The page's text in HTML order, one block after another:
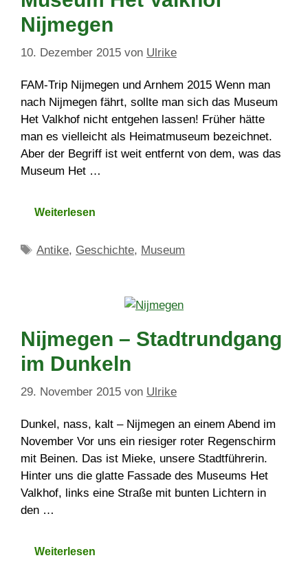
Nijmegen
10. Dezember 2015 von Ulrike
FAM-Trip Nijmegen und Arnhem 2015 Wenn man
nach Nijmegen fährt, sollte man sich das Museum
Het Valkhof nicht entgehen lassen! Früher hätte
man es vielleicht als Heimatmuseum bezeichnet.
Aber der Begriff ist weit entfernt von dem, was das
Museum Het …
Weiterlesen
Schlagwörter
Antike, Geschichte, Museum
Nijmegen – Stadtrundgang
im Dunkeln
29. November 2015 von Ulrike
Dunkel, nass, kalt – Nijmegen an einem Abend im
November Vor uns ein riesiger roter Regenschirm
mit Beinen. Das ist Mieke, unsere Stadtführerin.
Hinter uns die glatte Fassade des Museums Het
Valkhof, links eine Straße mit bunten Lichtern in
den …
Weiterlesen